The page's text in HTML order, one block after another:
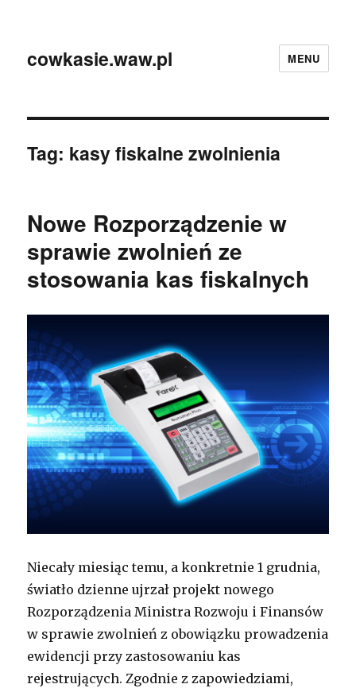
cowkasie.waw.pl MENU
Tag: kasy fiskalne zwolnienia
Nowe Rozporządzenie w
sprawie zwolnień ze
stosowania kas fiskalnych
Niecały miesiąc temu, a konkretnie 1 grudnia,
światło dzienne ujrzał projekt nowego
Rozporządzenia Ministra Rozwoju i Finansów
w sprawie zwolnień z obowiązku prowadzenia
ewidencji przy zastosowaniu kas
rejestrujących. Zgodnie z zapowiedziami,